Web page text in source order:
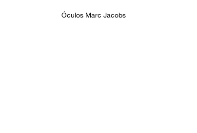
Óculos Marc Jacobs